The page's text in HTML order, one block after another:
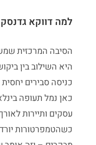
למה דווקא גדנסק
הסיבה המרכזית
היא השילוב בין
כניסה סבירים
כאן נמל תעופה
עסקים ותיירות
כשהטמפרטורות